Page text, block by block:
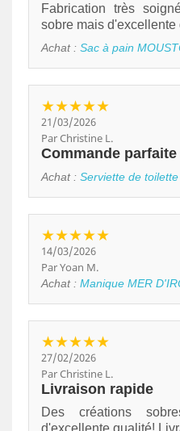
Fabrication très
sobre mais
Achat : Sac à pain
★★★★★
21/03/2026
Par Christine L.
Commande
Achat : Serviette de
★★★★★
14/03/2026
Par Yoan M.
Achat : Manique MER
★★★★★
27/02/2026
Par Christine L.
Livraison rapide
Des créations
d'excellente qualité!